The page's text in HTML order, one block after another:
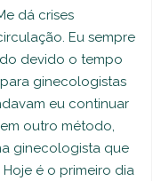
dá crises
Eu sempre
devido o tempo
ginecologistas
eu continuar
outro método,
ginecologista que
é o primeiro dia